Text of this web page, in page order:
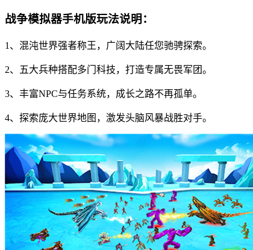
战争模拟器手机版玩法说明：
1、混沌世界强者称王，广阔大陆任您驰骋探索。
2、五大兵种搭配多门科技，打造专属无畏军团。
3、丰富NPC与任务系统，成长之路不再孤单。
4、探索庞大世界地图，激发头脑风暴战胜对手。